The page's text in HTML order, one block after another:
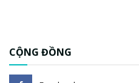
CỘNG ĐỒNG